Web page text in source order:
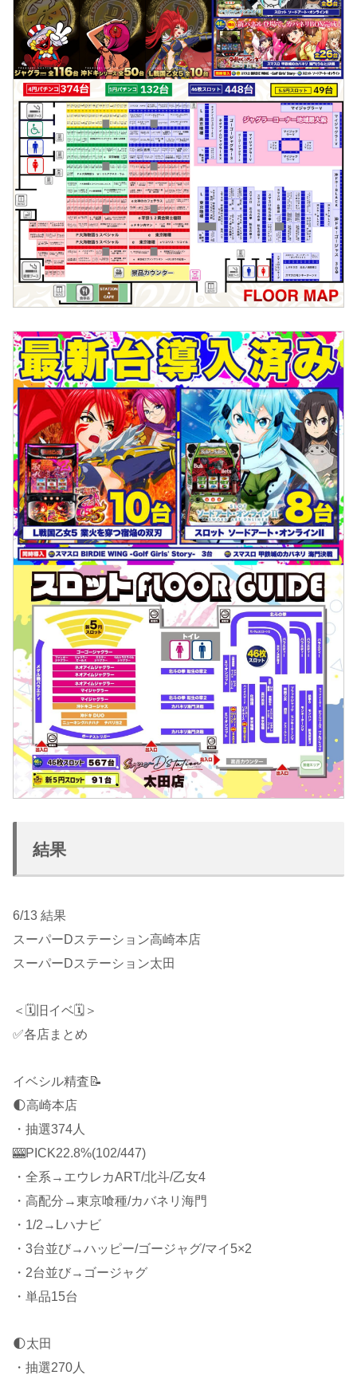
結果
6/13 結果
スーパーDステーション高崎本店
スーパーDステーション太田
＜🗓旧イベ🗓＞
✅各店まとめ
イベシル精査📝
🌓高崎本店
・抽選374人
🎰PICK22.8%(102/447)
・全系→エウレカART/北斗/乙女4
・高配分→東京喰種/カバネリ海門
・1/2→Lハナビ
・3台並び→ハッピー/ゴージャグ/マイ5×2
・2台並び→ゴージャグ
・単品15台
🌓太田
・抽選270人